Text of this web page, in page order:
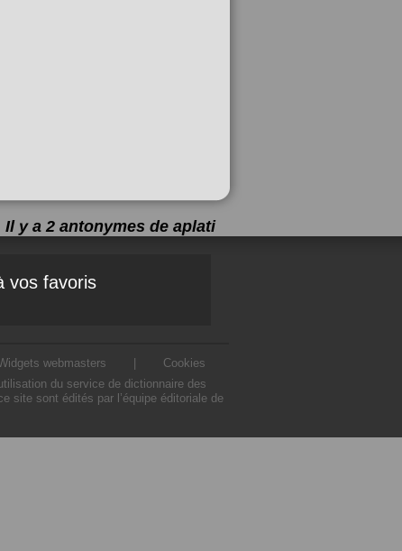
Il y a 2 antonymes de aplati
vos favoris
webmasters
Cookies
du service de dictionnaire des
site sont édités par l’équipe éditoriale de